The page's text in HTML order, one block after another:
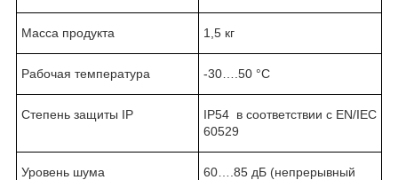
Масса продукта 1,5 кг
Рабочая температура -30….50 °C
Степень защиты IP
IP54 в соответствии с EN/IEC
60529
Уровень шума
60….85 дБ (непрерывный